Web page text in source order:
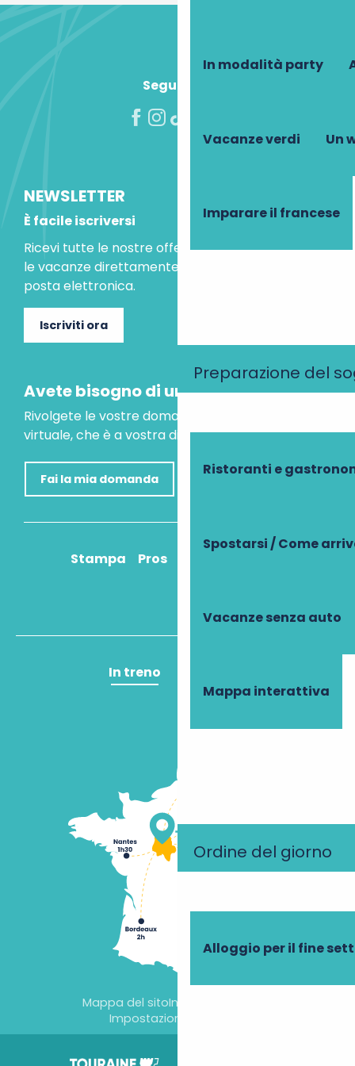
In modalità party
Vacanze verdi Un
Imparare il francese
Preparazione del
Ristoranti e
Spostarsi / Come
Vacanze senza auto
Mappa interattiva
Ordine del giorno
Alloggio per il fine
Seguiteci!
NEWSLETTER
È facile iscriversi
Ricevi tutte le nostre offerte speciali e le idee per
le vacanze direttamente nella tua casella di
posta elettronica.
Iscriviti ora
Avete bisogno di un consiglio?
Rivolgete le vostre domande al nostro assistente
virtuale, che è a vostra disposizione per aiutarvi.
Fai la mia domanda
Stampa Pros
In treno
Mappa del sitoInformazioni legali
Impostazioni dei cookie